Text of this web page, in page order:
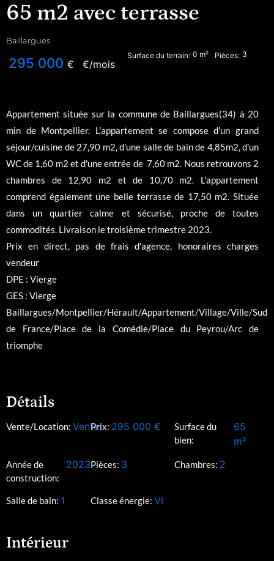
65 m2 avec terrasse
Baillargues
295 000 € €/mois
Surface du terrain: 0 m² Pièces: 3
Appartement située sur la commune de Baillargues(34) à 20
min de Montpellier. L'appartement se compose d'un grand
séjour/cuisine de 27,90 m2, d'une salle de bain de 4,85m2, d'un
WC de 1,60 m2 et d'une entrée de 7,60 m2. Nous retrouvons 2
chambres de 12,90 m2 et de 10,70 m2. L'appartement
comprend également une belle terrasse de 17,50 m2. Située
dans un quartier calme et sécurisé, proche de toutes
commodités. Livraison le troisième trimestre 2023.
Prix en direct, pas de frais d'agence, honoraires charges
vendeur
DPE : Vierge
GES : Vierge
Baillargues/Montpellier/Hérault/Appartement/Village/Ville/Sud
de France/Place de la Comédie/Place du Peyrou/Arc de
triomphe
Détails
Vente/Location: VentePrix: 295 000 €
Surface du
bien:
65
m²
Année de
construction:
2023Pièces: 3 Chambres: 2
Salle de bain: 1 Classe énergie: VI
Intérieur